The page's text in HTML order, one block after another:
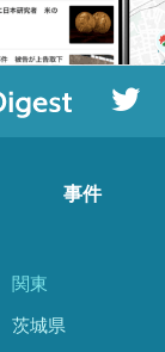
事件
関東
茨城県